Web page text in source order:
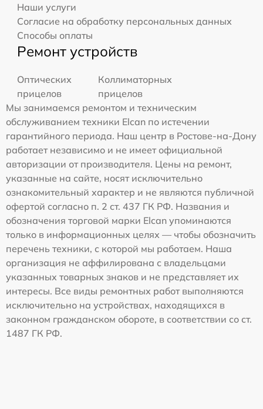
Наши услуги
Согласие на обработку персональных данных
Способы оплаты
Ремонт устройств
Оптических
прицелов
Коллиматорных
прицелов
Мы занимаемся ремонтом и техническим
обслуживанием техники Elcan по истечении
гарантийного периода. Наш центр в Ростове-на-Дону
работает независимо и не имеет официальной
авторизации от производителя. Цены на ремонт,
указанные на сайте, носят исключительно
ознакомительный характер и не являются публичной
офертой согласно п. 2 ст. 437 ГК РФ. Названия и
обозначения торговой марки Elcan упоминаются
только в информационных целях — чтобы обозначить
перечень техники, с которой мы работаем. Наша
организация не аффилирована с владельцами
указанных товарных знаков и не представляет их
интересы. Все виды ремонтных работ выполняются
исключительно на устройствах, находящихся в
законном гражданском обороте, в соответствии со ст.
1487 ГК РФ.